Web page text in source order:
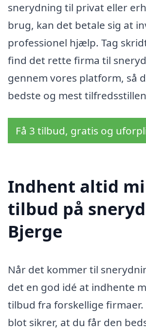
snerydning til privat eller
brug, kan det betale sig at
professionel hjælp. Tag
find det rette firma til
gennem vores platform, så
bedste og mest
Få 3 tilbud, gratis og
Indhent altid
tilbud på
Bjerge
Når det kommer til
det en god idé at indhente
tilbud fra forskellige firmaer.
blot sikrer, at du får den